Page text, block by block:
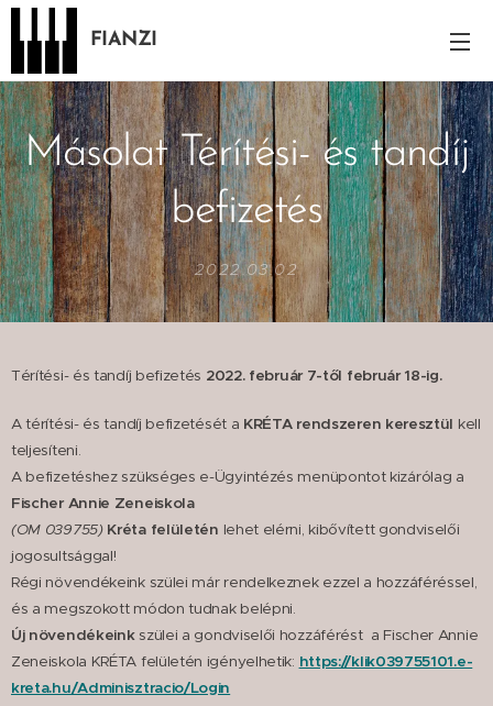
FIANZI
Másolat Térítési- és tandíj
befizetés
2022.03.02
Térítési- és tandíj befizetés 2022. február 7-től február 18-ig.
A térítési- és tandíj befizetését a KRÉTA rendszeren keresztül kell
teljesíteni.
A befizetéshez szükséges e-Ügyintézés menüpontot kizárólag a
Fischer Annie Zeneiskola
(OM 039755) Kréta felületén lehet elérni, kibővített gondviselői
jogosultsággal!
Régi növendékeink szülei már rendelkeznek ezzel a hozzáféréssel,
és a megszokott módon tudnak belépni.
Új növendékeinkszülei a gondviselői hozzáférést a Fischer Annie
Zeneiskola KRÉTA felületén igényelhetik: https://klik039755101.e-
kreta.hu/Adminisztracio/Login